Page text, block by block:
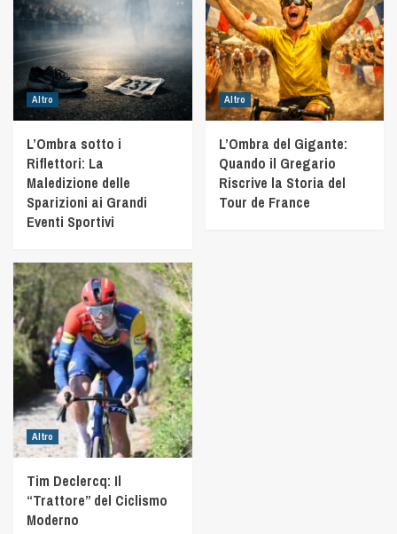
Altro
L’Ombra sotto i
Riflettori: La
Maledizione delle
Sparizioni ai Grandi
Eventi Sportivi
Altro
L’Ombra del Gigante:
Quando il Gregario
Riscrive la Storia del
Tour de France
Altro
Tim Declercq: Il
“Trattore” del Ciclismo
Moderno